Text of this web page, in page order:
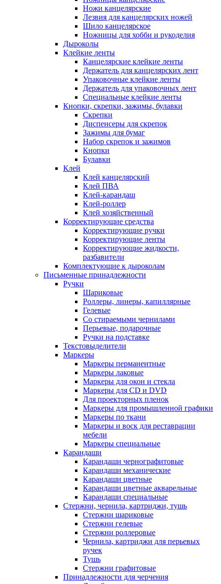
Ножи канцелярские
Лезвия для канцелярских ножей
Шило канцелярское
Ножницы для хобби и рукоделия
Дыроколы
Клейкие ленты
Канцелярские клейкие ленты
Держатель для канцелярских лент
Упаковочные клейкие ленты
Держатель для упаковочных лент
Специальные клейкие ленты
Кнопки, скрепки, зажимы, булавки
Скрепки
Диспенсеры для скрепок
Зажимы для бумаг
Набор скрепок и зажимов
Кнопки
Булавки
Клей
Клей канцелярский
Клей ПВА
Клей-карандаш
Клей-роллер
Клей хозяйственный
Корректирующие средства
Корректирующие ручки
Корректирующие ленты
Корректирующие жидкости,
разбавители
Комплектующие к дыроколам
Письменные принадлежности
Ручки
Шариковые
Роллеры, линеры, капиллярные
Гелевые
Со стираемыми чернилами
Перьевые, подарочные
Ручки на подставке
Текстовыделители
Маркеры
Маркеры перманентные
Маркеры лаковые
Маркеры для окон и стекла
Маркеры для CD и DVD
Для проекторных пленок
Маркеры для промышленной графики
Маркеры по ткани
Маркеры и воск для реставрации
мебели
Маркеры специальные
Карандаши
Карандаши чернографитовые
Карандаши механические
Карандаши цветные
Карандаши цветные акварельные
Карандаши специальные
Стержни, чернила, картриджи, тушь
Стержни шариковые
Стержни гелевые
Стержни роллеровые
Чернила, картриджи для перьевых
ручек
Тушь
Стержни графитовые
Принадлежности для черчения